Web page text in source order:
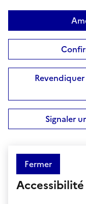
Signaler
Fermer
Accessibilité